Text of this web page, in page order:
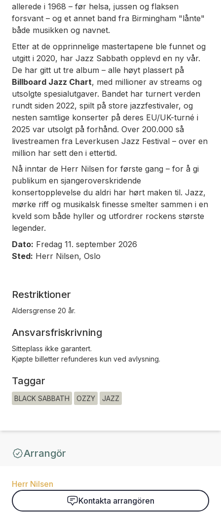
allerede i 1968 – før helsa, jussen og flaksen
forsvant – og et annet band fra Birmingham "lånte"
både musikken og navnet.
Etter at de opprinnelige mastertapene ble funnet og
utgitt i 2020, har Jazz Sabbath opplevd en ny vår.
De har gitt ut tre album – alle høyt plassert på
Billboard Jazz Chart, med millioner av streams og
utsolgte spesialutgaver. Bandet har turnert verden
rundt siden 2022, spilt på store jazzfestivaler, og
nesten samtlige konserter på deres EU/UK-turné i
2025 var utsolgt på forhånd. Over 200.000 så
livestreamen fra Leverkusen Jazz Festival – over en
million har sett den i ettertid.
Nå inntar de Herr Nilsen for første gang – for å gi
publikum en sjangeroverskridende
konsertopplevelse du aldri har hørt maken til. Jazz,
mørke riff og musikalsk finesse smelter sammen i en
kveld som både hyller og utfordrer rockens største
legender.
Dato: Fredag 11. september 2026
Sted: Herr Nilsen, Oslo
Restriktioner
Aldersgrense 20 år.
Ansvarsfriskrivning
Sitteplass ikke garantert.
Kjøpte billetter refunderes kun ved avlysning.
Taggar
BLACK SABBATH OZZY JAZZ
Arrangör
Herr Nilsen
Kontakta arrangören